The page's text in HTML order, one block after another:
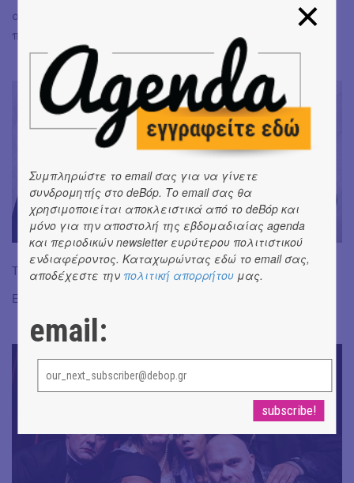
αισθητική. Φεύγει κανείς με ευχάριστη διάθεση και
πλατύ χαμόγελο.
Ταυτότητα παράστασης:εδώ
Εισιτήρια:
Συμπληρώστε το email σας για να γίνετε
συνδρομητής στο deBόp. Το email σας θα
χρησιμοποιείται αποκλειστικά από το deBόp και
μόνο για την αποστολή της εβδομαδιαίας agenda
και περιοδικών newsletter ευρύτερου πολιτιστικού
ενδιαφέροντος. Καταχωρώντας εδώ το email σας,
αποδέχεστε την πολιτική απορρήτου μας.
email: